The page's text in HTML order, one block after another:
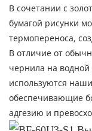
В сочетании с
бумагой рисунки
термопереноса,
В отличие от
чернила на водной
используются
обеспечивающие
адгезию и